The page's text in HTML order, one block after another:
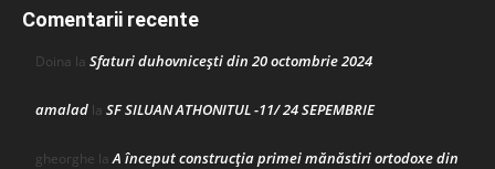
Comentarii recente
Doina la Sfaturi duhovnicești din 20 octombrie 2024
amalad la SF SILUAN ATHONITUL -11/ 24 SEPEMBRIE
gheorghe laA început construcţia primei mănăstiri ortodoxe din